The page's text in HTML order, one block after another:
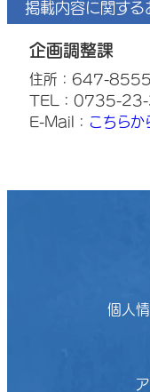
掲載内容に関する
企画調整課
住所：647-8555
TEL：0735-
E-Mail： こちらか
個人